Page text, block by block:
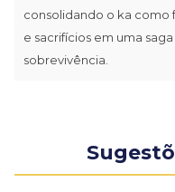
consolidando o ka como
e sacrifícios em uma
sobrevivência.